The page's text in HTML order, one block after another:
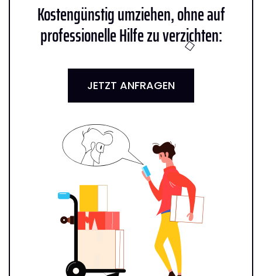
Kostengünstig umziehen, ohne auf
professionelle Hilfe zu verzichten:
JETZT ANFRAGEN